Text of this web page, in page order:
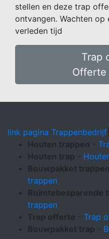
stellen en deze trap
ontvangen. Wachten
verleden tijd
Trap
Offerte
link pagina Trappenbedrijf
Houten trappen
Houten trap
Bouwpakket trappen
trappen
Ruimtebesparende
trappen
Trap offerte
Trap
Bouwpakket trap